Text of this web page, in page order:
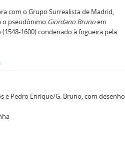
com o Grupo Surrealista de Madrid,
o pseudónimo Giordano Brunoem
1600) condenado à fogueira pela
e Pedro Enrique/G. Bruno, com desenho